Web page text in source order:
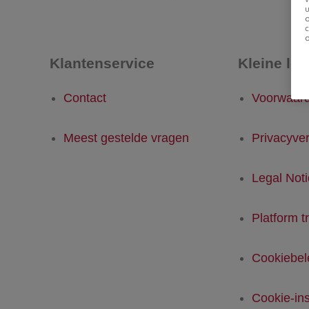
Klantenservice
Contact
Meest gestelde vragen
Kleine
Legal
Platform
Cookie-